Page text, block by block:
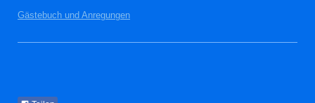
Gästebuch und Anregungen